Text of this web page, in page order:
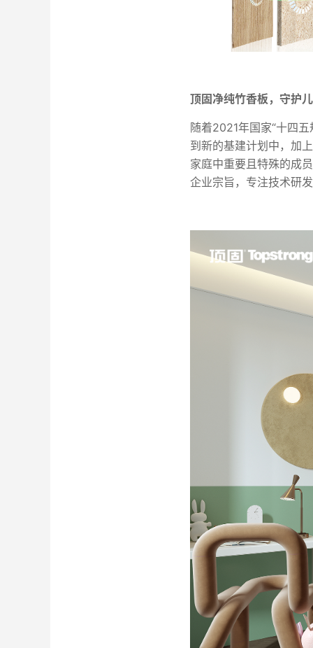
顶固净纯竹香板， 守护
随着2021年国家“十四
到新的基建计划中，加
家庭中重要且特殊的成
企业宗旨，专注技术研